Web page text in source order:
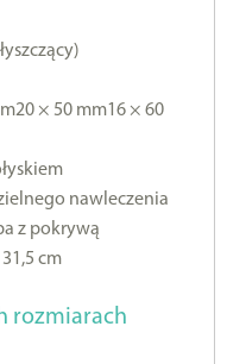
× 50 mm16 × 60
nawleczenia
z pokrywą
cm
rozmiarach